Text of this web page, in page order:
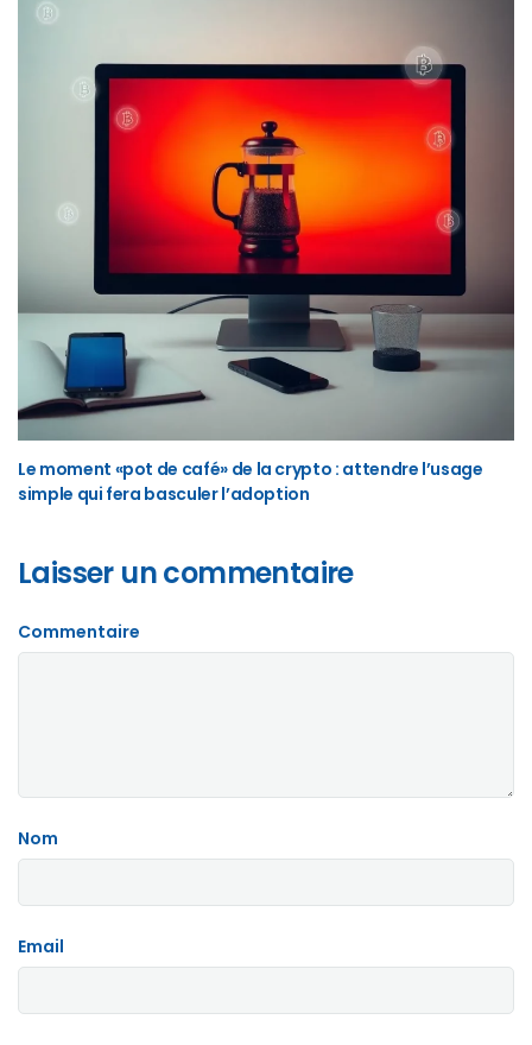
Le moment «pot de café» de la crypto : attendre l’usage
simple qui fera basculer l’adoption
Laisser un commentaire
Commentaire
Nom
Email